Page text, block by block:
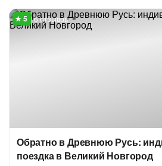
6 отзывов
Обратно в Древнюю Русь:
поездка в Великий Новгород